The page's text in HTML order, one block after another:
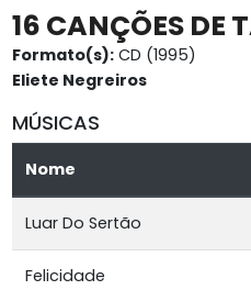
16 CANÇÕES DE
Formato(s): CD (1995)
Eliete Negreiros
MÚSICAS
Nome
Luar Do Sertão
Felicidade